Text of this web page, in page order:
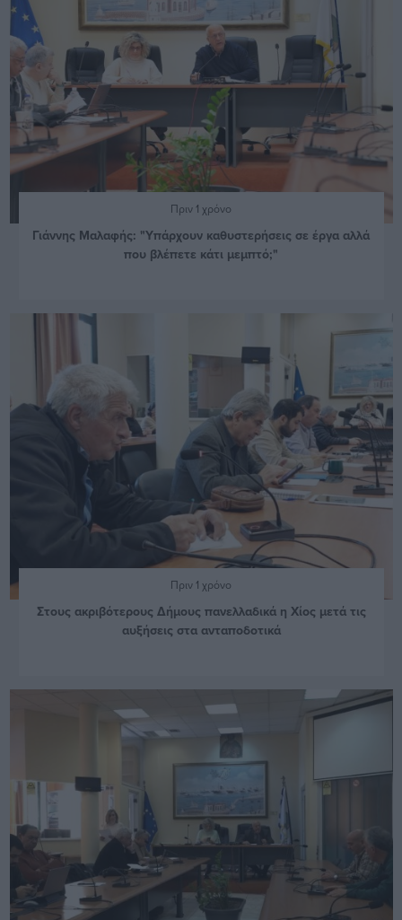
Πριν 1 χρόνο
Γιάννης Μαλαφής: "Υπάρχουν καθυστερήσεις σε έργα αλλά
που βλέπετε κάτι μεμπτό;"
Πριν 1 χρόνο
Στους ακριβότερους Δήμους πανελλαδικά η Χίος μετά τις
αυξήσεις στα ανταποδοτικά